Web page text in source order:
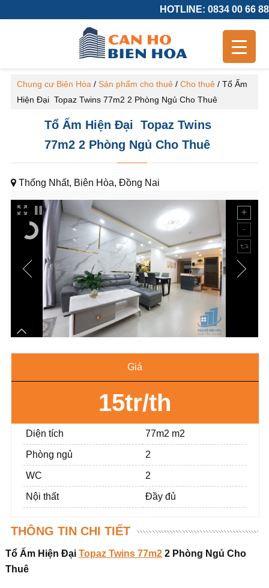
HOTLINE: 0834 00 66 88
Chung cư Biên Hòa / Sản phẩm cho thuê/ Cho thuê/ Tổ Ấm
Hiện Đại Topaz Twins 77m2 2 Phòng Ngủ Cho Thuê
Tổ Ấm Hiện Đại Topaz Twins
77m2 2 Phòng Ngủ Cho Thuê
Thống Nhất, Biên Hòa, Đồng Nai
Giá
15tr/th
Diện tích 77m2 m2
Phòng ngủ 2
WC 2
Nội thất Đầy đủ
THÔNG TIN CHI TIẾT
Tổ Ấm Hiện Đại Topaz Twins 77m22 Phòng Ngủ Cho
Thuê